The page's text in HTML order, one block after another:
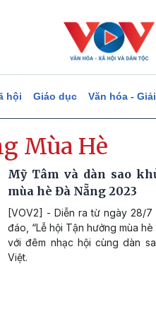
hội Giáo dục Văn hóa -
Mùa Hè
Mỹ Tâm và dàn sao
mùa hè Đà Nẵng 2023
[VOV2] - Diễn ra từ ngày 28/
đáo, “Lễ hội Tận hưởng mùa hè
với đêm nhạc hội cùng dàn
Việt.